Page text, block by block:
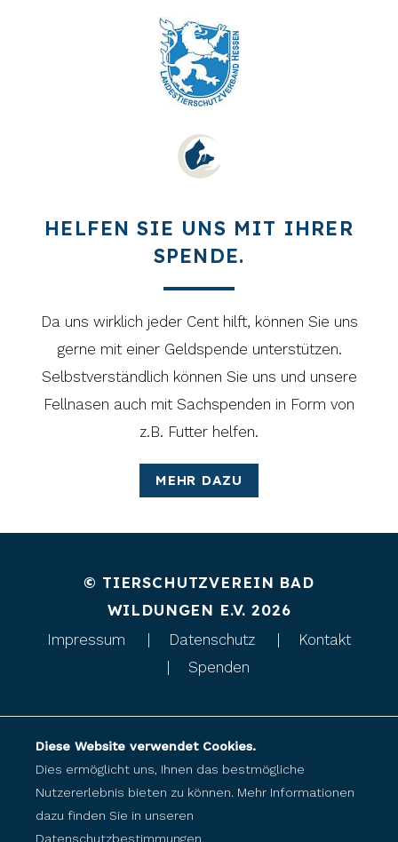
HELFEN SIE UNS MIT IHRER
SPENDE.
Da uns wirklich jeder Cent hilft, können Sie uns
gerne mit einer Geldspende unterstützen.
Selbstverständlich können Sie uns und unsere
Fellnasen auch mit Sachspenden in Form von
z.B. Futter helfen.
MEHR DAZU
© TIERSCHUTZVEREIN BAD
WILDUNGEN E.V. 2026
Impressum Datenschutz
Kontakt
Spenden
Diese Website verwendet Cookies.
Dies ermöglicht uns, Ihnen das bestmögliche
Nutzererlebnis bieten zu können. Mehr Informationen
dazu finden Sie in unseren
Datenschutzbestimmungen.